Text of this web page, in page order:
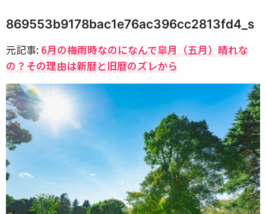
869553b9178bac1e76ac396cc2813fd4_s
元記事: 6月の梅雨時なのになんで皐月（五月）晴れな
の？その理由は新暦と旧暦のズレから